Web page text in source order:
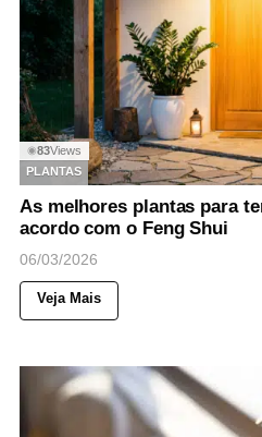
◉83Views
PLANTAS
As melhores plantas para
acordo com o Feng Shui
06/03/2026
Veja Mais